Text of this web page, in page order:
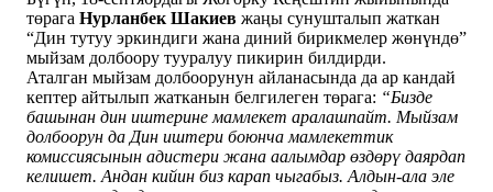
төрага Нурланбек Шакиев жаңы сунушталып жаткан
“Дин тутуу эркиндиги жана диний бирикмелер жөнүндө”
мыйзам долбоору тууралуу пикирин билдирди.
Аталган мыйзам долбоорунун айланасында да ар кандай
кептер айтылып жатканын белгилеген төрага: “Бизде
башынан дин иштерине мамлекет аралашпайт. Мыйзам
долбоорун да Дин иштери боюнча мамлекеттик
комиссиясынын адистери жана аалымдар өздөрү даярдап
келишет. Андан кийин биз карап чыгабыз. Алдын-ала эле